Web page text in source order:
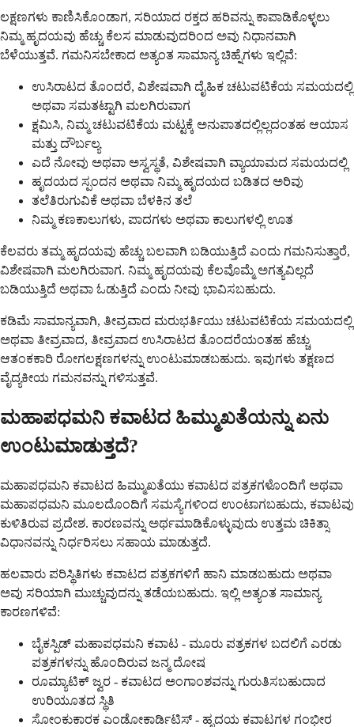
ಲಕ್ಷಣಗಳು ಕಾಣಿಸಿಕೊಂಡಾಗ, ಸರಿಯಾದ ರಕ್ತದ ಹರಿವನ್ನು ಕಾಪಾಡಿಕೊಳ್ಳಲು
ನಿಮ್ಮ ಹೃದಯವು ಹೆಚ್ಚು ಕೆಲಸ ಮಾಡುವುದರಿಂದ ಅವು ನಿಧಾನವಾಗಿ
ಬೆಳೆಯುತ್ತವೆ. ಗಮನಿಸಬೇಕಾದ ಅತ್ಯಂತ ಸಾಮಾನ್ಯ ಚಿಹ್ನೆಗಳು ಇಲ್ಲಿವೆ:
ಉಸಿರಾಟದ ತೊಂದರೆ, ವಿಶೇಷವಾಗಿ ದೈಹಿಕ ಚಟುವಟಿಕೆಯ ಸಮಯದಲ್ಲಿ
ಅಥವಾ ಸಮತಟ್ಟಾಗಿ ಮಲಗಿರುವಾಗ
ಕ್ಷಮಿಸಿ, ನಿಮ್ಮ ಚಟುವಟಿಕೆಯ ಮಟ್ಟಕ್ಕೆ ಅನುಪಾತದಲ್ಲಿಲ್ಲದಂತಹ ಆಯಾಸ
ಮತ್ತು ದೌರ್ಬಲ್ಯ
ಎದೆ ನೋವು ಅಥವಾ ಅಸ್ವಸ್ಥತೆ, ವಿಶೇಷವಾಗಿ ವ್ಯಾಯಾಮದ ಸಮಯದಲ್ಲಿ
ಹೃದಯದ ಸ್ಪಂದನ ಅಥವಾ ನಿಮ್ಮ ಹೃದಯದ ಬಡಿತದ ಅರಿವು
ತಲೆತಿರುಗುವಿಕೆ ಅಥವಾ ಬೆಳಕಿನ ತಲೆ
ನಿಮ್ಮ ಕಣಕಾಲುಗಳು, ಪಾದಗಳು ಅಥವಾ ಕಾಲುಗಳಲ್ಲಿ ಊತ
ಕೆಲವರು ತಮ್ಮ ಹೃದಯವು ಹೆಚ್ಚು ಬಲವಾಗಿ ಬಡಿಯುತ್ತಿದೆ ಎಂದು ಗಮನಿಸುತ್ತಾರೆ,
ವಿಶೇಷವಾಗಿ ಮಲಗಿರುವಾಗ. ನಿಮ್ಮ ಹೃದಯವು ಕೆಲವೊಮ್ಮೆ ಅಗತ್ಯವಿಲ್ಲದೆ
ಬಡಿಯುತ್ತಿದೆ ಅಥವಾ ಓಡುತ್ತಿದೆ ಎಂದು ನೀವು ಭಾವಿಸಬಹುದು.
ಕಡಿಮೆ ಸಾಮಾನ್ಯವಾಗಿ, ತೀವ್ರವಾದ ಮರುಭರ್ತಿಯು ಚಟುವಟಿಕೆಯ ಸಮಯದಲ್ಲಿ
ಅಥವಾ ತೀವ್ರವಾದ, ತೀವ್ರವಾದ ಉಸಿರಾಟದ ತೊಂದರೆಯಂತಹ ಹೆಚ್ಚು
ಆತಂಕಕಾರಿ ರೋಗಲಕ್ಷಣಗಳನ್ನು ಉಂಟುಮಾಡಬಹುದು. ಇವುಗಳು ತಕ್ಷಣದ
ವೈದ್ಯಕೀಯ ಗಮನವನ್ನು ಗಳಿಸುತ್ತವೆ.
ಮಹಾಪಧಮನಿ ಕವಾಟದ ಹಿಮ್ಮುಖತೆಯನ್ನು ಏನು
ಉಂಟುಮಾಡುತ್ತದೆ?
ಮಹಾಪಧಮನಿ ಕವಾಟದ ಹಿಮ್ಮುಖತೆಯು ಕವಾಟದ ಪತ್ರಕಗಳೊಂದಿಗೆ ಅಥವಾ
ಮಹಾಪಧಮನಿ ಮೂಲದೊಂದಿಗೆ ಸಮಸ್ಯೆಗಳಿಂದ ಉಂಟಾಗಬಹುದು, ಕವಾಟವು
ಕುಳಿತಿರುವ ಪ್ರದೇಶ. ಕಾರಣವನ್ನು ಅರ್ಥಮಾಡಿಕೊಳ್ಳುವುದು ಉತ್ತಮ ಚಿಕಿತ್ಸಾ
ವಿಧಾನವನ್ನು ನಿರ್ಧರಿಸಲು ಸಹಾಯ ಮಾಡುತ್ತದೆ.
ಹಲವಾರು ಪರಿಸ್ಥಿತಿಗಳು ಕವಾಟದ ಪತ್ರಕಗಳಿಗೆ ಹಾನಿ ಮಾಡಬಹುದು ಅಥವಾ
ಅವು ಸರಿಯಾಗಿ ಮುಚ್ಚುವುದನ್ನು ತಡೆಯಬಹುದು. ಇಲ್ಲಿ ಅತ್ಯಂತ ಸಾಮಾನ್ಯ
ಕಾರಣಗಳಿವೆ:
ಬೈಕಸ್ಪಿಡ್ ಮಹಾಪಧಮನಿ ಕವಾಟ - ಮೂರು ಪತ್ರಕಗಳ ಬದಲಿಗೆ ಎರಡು
ಪತ್ರಕಗಳನ್ನು ಹೊಂದಿರುವ ಜನ್ಮ ದೋಷ
ರೂಮ್ಯಾಟಿಕ್ ಜ್ವರ - ಕವಾಟದ ಅಂಗಾಂಶವನ್ನು ಗುರುತಿಸಬಹುದಾದ
ಉರಿಯೂತದ ಸ್ಥಿತಿ
ಸೋಂಕುಕಾರಕ ಎಂಡೋಕಾರ್ಡಿಟಿಸ್ - ಹೃದಯ ಕವಾಟಗಳ ಗಂಭೀರ